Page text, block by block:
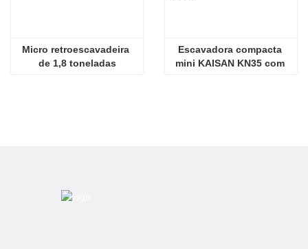
Micro retroescavadeira
de 1,8 toneladas
Escavadora compacta
mini KAISAN KN35 com